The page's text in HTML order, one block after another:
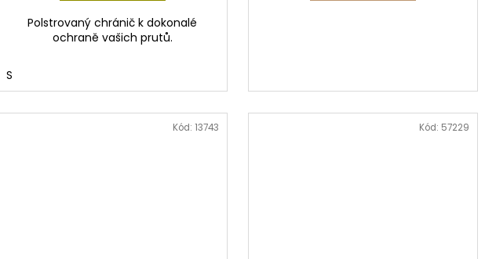
Polstrovaný chránič k dokonalé
ochraně vašich prutů.
S
Kód: 13743 Kód: 57229